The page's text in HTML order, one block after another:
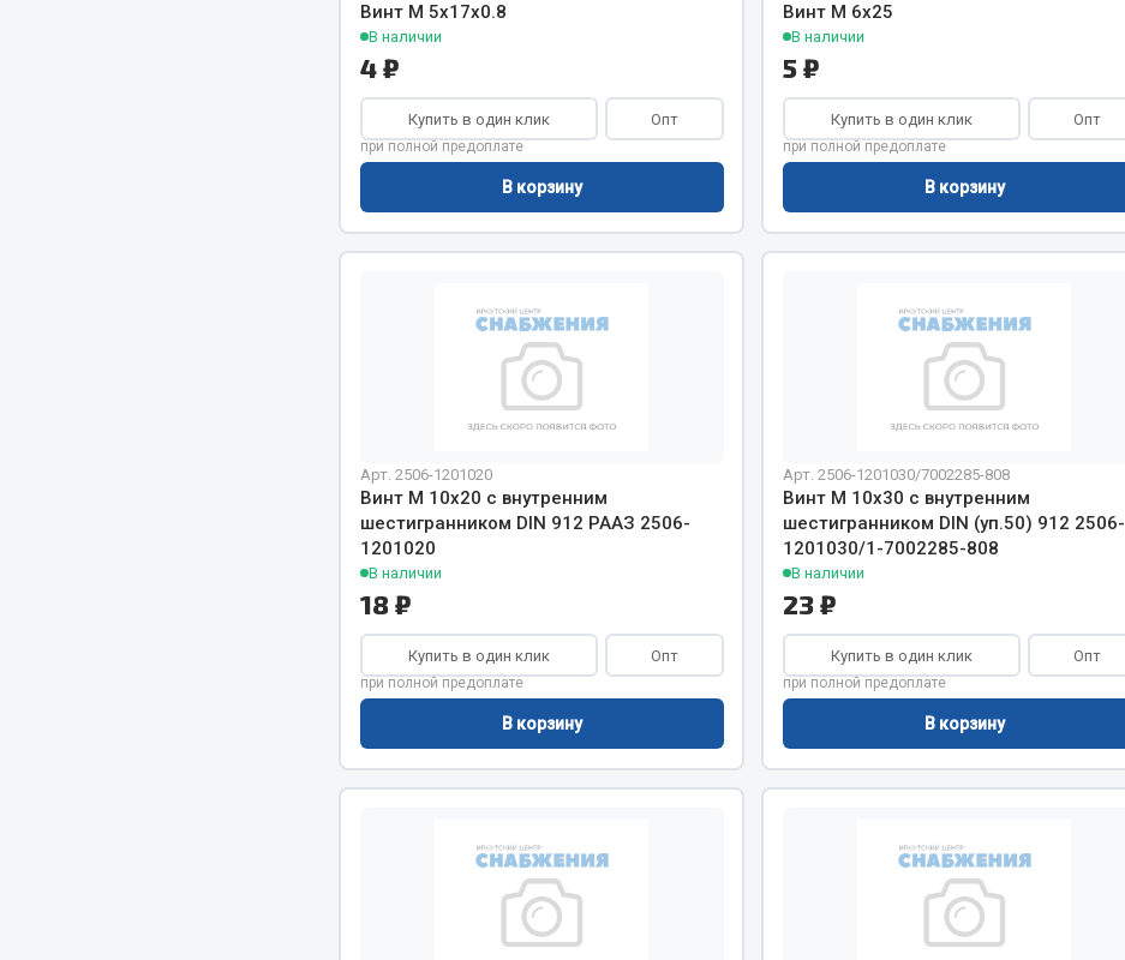
Ящики для инструмента и органайзеры
Винт М 5х17х0.8
В наличии
4 ₽
Купить в один клик Опт
при полной предоплате
В корзину
Винт М 6х25
В наличии
5 ₽
Купить в один клик Опт
при полной предоплате
В корзину
Арт. 2506-1201020
Винт М 10х20 с внутренним
шестигранником DIN 912 РААЗ 2506-
1201020
В наличии
18 ₽
Купить в один клик Опт
при полной предоплате
В корзину
Арт. 2506-1201030/7002285-808
Винт М 10х30 с внутренним
шестигранником DIN (уп.50) 912 2506-
1201030/1-7002285-808
В наличии
23 ₽
Купить в один клик Опт
при полной предоплате
В корзину